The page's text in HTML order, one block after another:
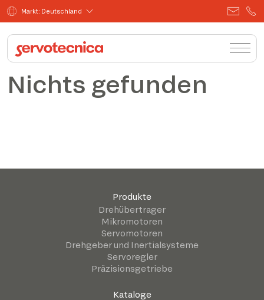
Markt: Deutschland
Nichts gefunden
Produkte
Drehübertrager
Mikromotoren
Servomotoren
Drehgeber und Inertialsysteme
Servoregler
Präzisionsgetriebe
Kataloge